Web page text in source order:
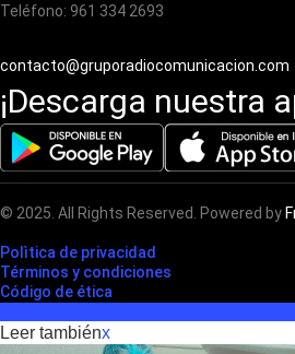
Teléfono: 961 334 2693
contacto@gruporadiocomunicacion.com
¡Descarga nuestra
© 2025. All Rights Reserved. Powered by
Polìtica de privacidad
Términos y condiciones
Código de ética
Leer tambiénx